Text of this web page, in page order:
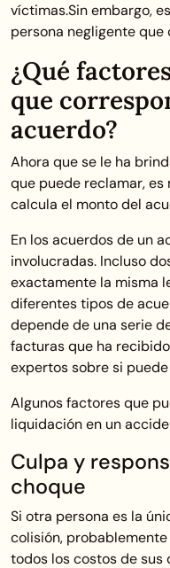
víctimas.Sin embargo,
persona negligente
¿Qué
que
acuerdo?
Ahora que se le ha
que puede reclamar,
calcula el monto del
En los acuerdos de un
involucradas. Incluso
exactamente la misma
diferentes tipos de
depende de una serie
facturas que ha
expertos sobre si
Algunos factores que
liquidación en un
Culpa y
choque
Si otra persona es la
colisión,
todos los costos de sus